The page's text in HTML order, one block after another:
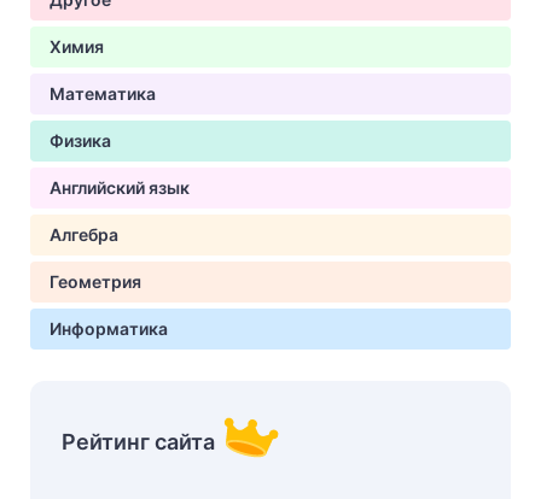
Химия
Математика
Физика
Английский язык
Алгебра
Геометрия
Информатика
Рейтинг сайта